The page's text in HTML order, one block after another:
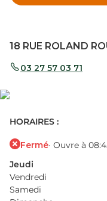
18 RUE ROLAND
03 27 57 03 71
HORAIRES :
Fermé· Ouvre à
Jeudi
Vendredi
Samedi